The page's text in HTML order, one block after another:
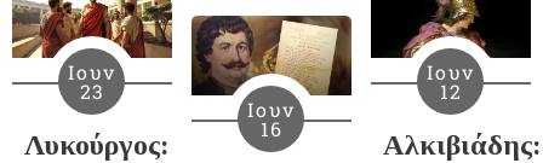
Ιουν
23
Λυκούργος:
Ιουν
16
Ιουν
12
Αλκιβιάδης: